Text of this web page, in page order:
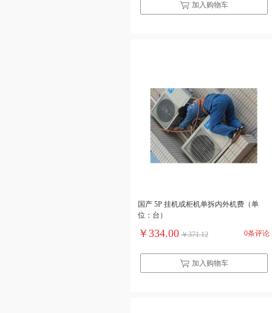
加入购物车
国产 5P 挂机或柜机单拆内外机费（单
位：台）
￥334.00 ￥371.12 0条评论
加入购物车